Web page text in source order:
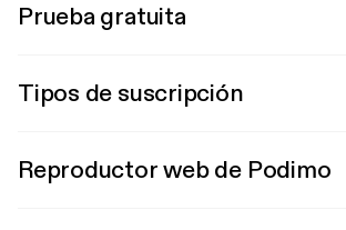
Prueba gratuita
Tipos de suscripción
Reproductor web de Podimo